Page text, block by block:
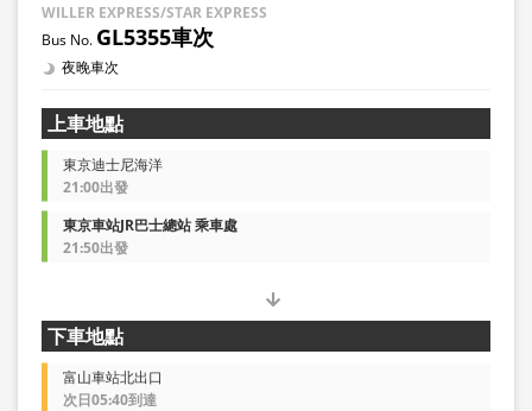
WILLER EXPRESS/STAR EXPRESS
GL5355車次
夜晚車次
上車地點
東京迪士尼海洋
21:00出發
東京車站JR巴士總站 乘車處
21:50出發
下車地點
富山車站北出口
次日05:40到達